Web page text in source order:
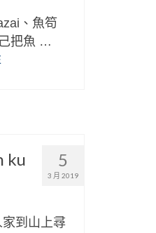
、魚笱
把魚 …
5
3 月 2019
ku
到山上尋